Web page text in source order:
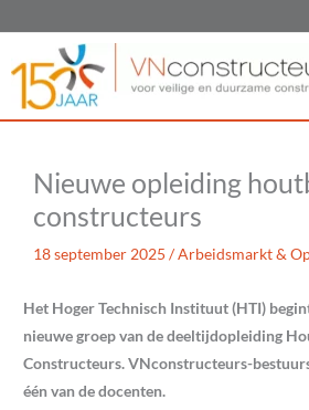
de
inhoud
Nieuwe opleiding
constructeurs
18 september 2025 /Arbeidsmarkt &
Het Hoger Technisch Instituut (HTI)
nieuwe groep van de deeltijdopleiding
Constructeurs. VNconstructeurs-
één van de docenten.